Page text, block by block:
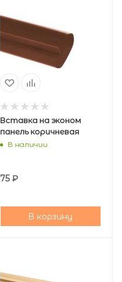
Вставка на эконом
панель коричневая
В наличии
75₽
В корзину